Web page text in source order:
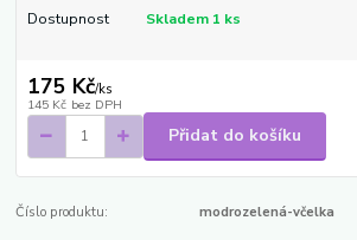
Dostupnost Skladem 1 ks
175 Kč/ks
145 Kč bez DPH
Přidat do košíku
Číslo produktu: modrozelená-včelka